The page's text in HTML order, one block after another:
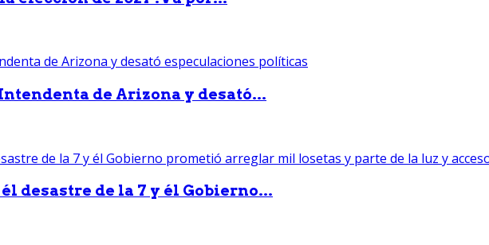
de Arizona y desató...
desastre de la 7 y él Gobierno...